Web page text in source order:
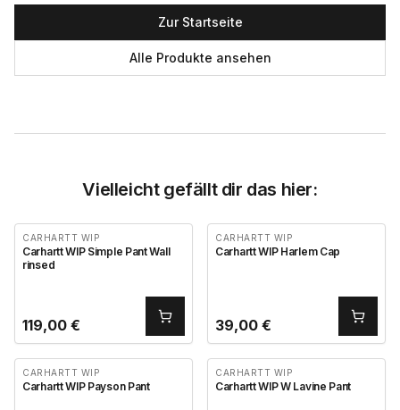
Zur Startseite
Alle Produkte ansehen
Vielleicht gefällt dir das hier:
CARHARTT WIP
Carhartt WIP Simple Pant Wall
rinsed
119,00 €
CARHARTT WIP
Carhartt WIP Harlem Cap
39,00 €
CARHARTT WIP
Carhartt WIP Payson Pant
CARHARTT WIP
Carhartt WIP W Lavine Pant